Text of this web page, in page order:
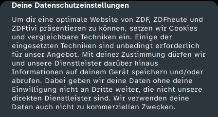
cmp-dialog-description
Deine Datenschutzeinstellungen
Um dir eine optimale Website von ZDF, ZDFheute und
ZDFtivi präsentieren zu können, setzen wir Cookies
und vergleichbare Techniken ein. Einige der
eingesetzten Techniken sind unbedingt erforderlich
für unser Angebot. Mit deiner Zustimmung dürfen wir
und unsere Dienstleister darüber hinaus
Informationen auf deinem Gerät speichern und/oder
abrufen. Dabei geben wir deine Daten ohne deine
Einwilligung nicht an Dritte weiter, die nicht unsere
direkten Dienstleister sind. Wir verwenden deine
Daten auch nicht zu kommerziellen Zwecken.
m
i
t
H
o
Mehr ZDF
ZDF-Apps
Smart TV
ZDFtext
Service
ZDFmitreden
Kontakt zum ZDF
Tickets